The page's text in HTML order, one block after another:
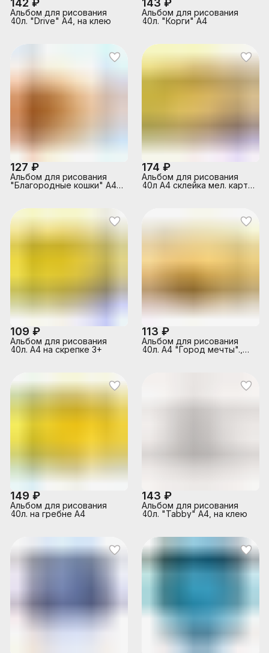
142 ₽
Альбом для рисования
40л. "Drive" А4, на клею
143 ₽
Альбом для рисования
40л. "Корги" А4
127 ₽
Альбом для рисования
"Благородные кошки" А4,
174 ₽
Альбом для рисования
40л А4 склейка мел. карт.
109 ₽
Альбом для рисования
40л. А4 на скрепке 3+
113 ₽
Альбом для рисования
40л. А4 "Город мечты".,
149 ₽
Альбом для рисования
40л. на гребне А4
143 ₽
Альбом для рисования
40л. "Tabby" А4, на клею